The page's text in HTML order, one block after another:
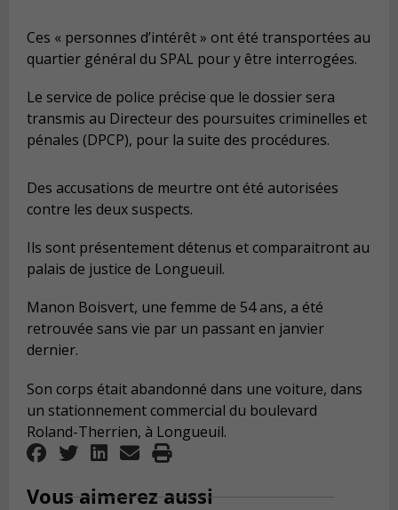
Ces « personnes d’intérêt » ont été transportées au
quartier général du SPAL pour y être interrogées.
Le service de police précise que le dossier sera
transmis au Directeur des poursuites criminelles et
pénales (DPCP), pour la suite des procédures.
Des accusations de meurtre ont été autorisées
contre les deux suspects.
Ils sont présentement détenus et comparaitront au
palais de justice de Longueuil.
Manon Boisvert, une femme de 54 ans, a été
retrouvée sans vie par un passant en janvier
dernier.
Son corps était abandonné dans une voiture, dans
un stationnement commercial du boulevard
Roland-Therrien, à Longueuil.
Vous aimerez aussi